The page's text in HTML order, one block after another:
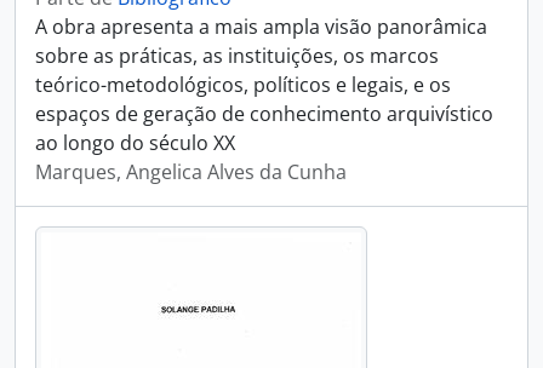
A obra apresenta a mais ampla visão panorâmica
sobre as práticas, as instituições, os marcos
teórico-metodológicos, políticos e legais, e os
espaços de geração de conhecimento arquivístico
ao longo do século XX
Marques, Angelica Alves da Cunha